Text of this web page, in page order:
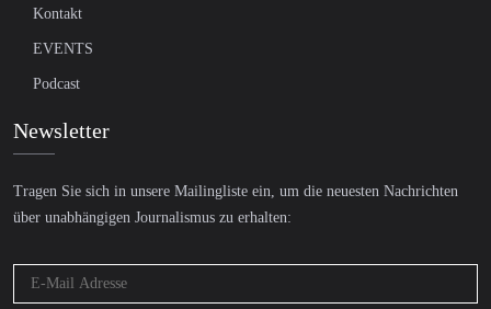
Kontakt
EVENTS
Podcast
Newsletter
Tragen Sie sich in unsere Mailingliste ein, um die neuesten Nachrichten
über unabhängigen Journalismus zu erhalten: